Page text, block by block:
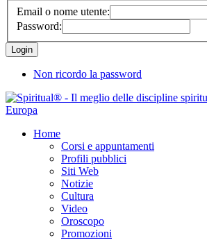
Email o nome utente:
Password:
Non ricordo la password
Home
Corsi e appuntamenti
Profili pubblici
Siti Web
Notizie
Cultura
Video
Oroscopo
Promozioni